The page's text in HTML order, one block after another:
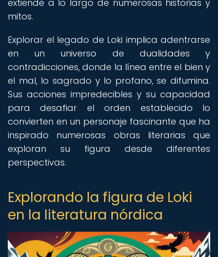
extiende a lo largo de numerosas historias y
mitos.
Explorar el legado de Loki implica adentrarse
en un universo de dualidades y
contradicciones, donde la línea entre el bien y
el mal, lo sagrado y lo profano, se difumina.
Sus acciones impredecibles y su capacidad
para desafiar el orden establecido lo
convierten en un personaje fascinante que ha
inspirado numerosas obras literarias que
exploran su figura desde diferentes
perspectivas.
Explorando la figura de Loki
en la literatura nórdica